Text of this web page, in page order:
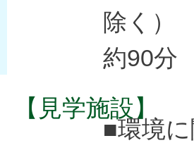
除く）
約90分
【見学施設】
■環境